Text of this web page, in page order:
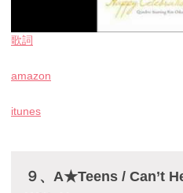
歌詞
amazon
itunes
９、A★Teens / Can’t